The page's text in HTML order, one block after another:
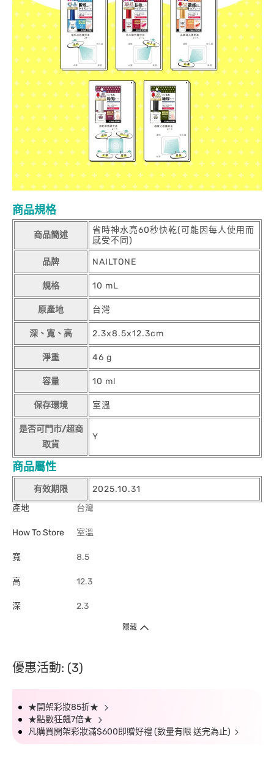
商品規格
商品簡述
省時神水亮60秒快乾(可能因每人使用而
感受不同)
品牌 NAILTONE
規格 10 mL
原產地 台灣
深、寬、高 2.3x8.5x12.3cm
淨重 46 g
容量 10 ml
保存環境 室溫
是否可門市/超商
取貨
Y
商品屬性
有效期限
2025.10.31
產地
台灣
How To Store 室溫
寬 8.5
高 12.3
深 2.3
隱藏
優惠活動: (3)
★開架彩妝85折★
★點數狂飆7倍★
凡購買開架彩妝滿$600即贈好禮 (數量有限 送完為止)